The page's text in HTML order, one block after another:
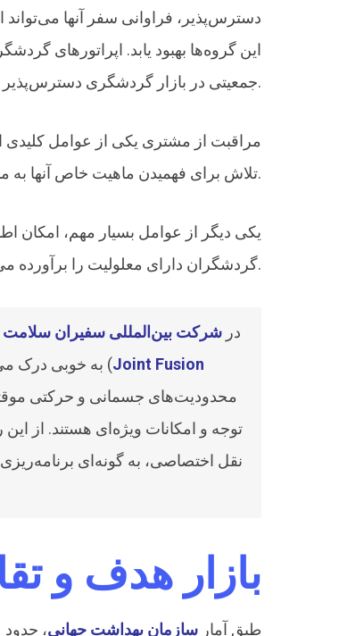
دسترس‌پذیر، فراوانی سفر آنها
این گروه‌ها بهبود یابد. اپراتورهای
جمعیتی در بازار گردشگری دسترس‌پذیر سود قابل توجهی ببرند.
مراقبت از مشتری یکی از عوامل کلیدی
تلاش برای فهمیدن ماهیت خاص آنها به منظور پاسخگویی مناسب به درخواست‌های او و آماده‌سازی یک محصول/خدمت مناسب است.
یکی دیگر از عوامل بسیار مهم، امکان
گردشگران دارای معلولیت را برآورده می‌کند، و توسط یک زنجیره تامین خدمات که می‌تواند به طور کلی و در عناصر فردی خود مورد استفاده قرار گیرد.
“در شرکت بین‌المللی سفیران سلامت
به خوبی درک می‌کنیم که برخی از مسافران عزیز، به‌ویژه سالمندان گرامی و افرادی که به دلیل عمل جراحی مانند جراحی فیوژن مفصل (Joint Fusion
توجه و امکانات ویژه‌ای هستند. از
نقل اختصاصی، به گونه‌ای
بازار هدف و
طبق آمار سازمان بهداشت جهانی